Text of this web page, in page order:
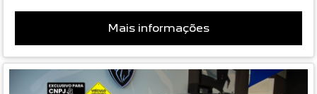
Mais informações